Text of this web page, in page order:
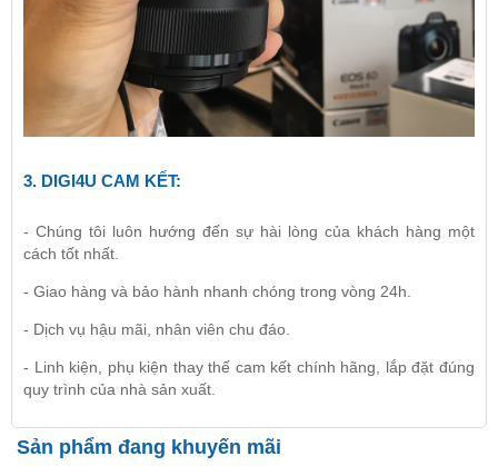
3. DIGI4U CAM KẾT:
- Chúng tôi luôn hướng đến sự hài lòng của khách hàng một
cách tốt nhất.
- Giao hàng và bảo hành nhanh chóng trong vòng 24h.
- Dịch vụ hậu mãi, nhân viên chu đáo.
- Linh kiện, phụ kiện thay thế cam kết chính hãng, lắp đặt đúng
quy trình của nhà sản xuất.
Sản phẩm đang khuyến mãi